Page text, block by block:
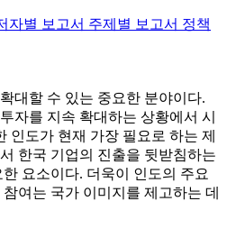
자별 보고서 주제별 보고서 정책
대할 수 있는 중요한 분야이다.
자를 지속 확대하는 상황에서 시
인도가 현재 가장 필요로 하는 제
한국 기업의 진출을 뒷받침하는
요소이다. 더욱이 인도의 주요
여는 국가 이미지를 제고하는 데